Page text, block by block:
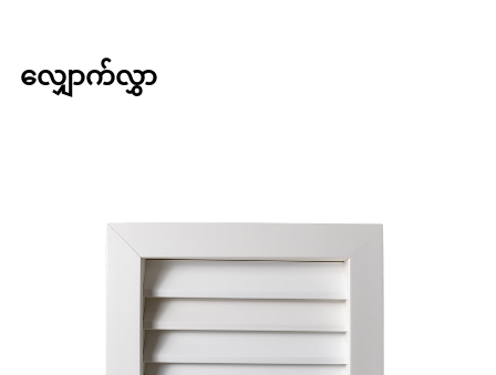
လျှောက်လွှာ